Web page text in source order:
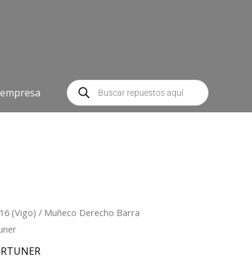
Búsqueda
de
productos
(Vigo) / Muñeco Derecho Barra